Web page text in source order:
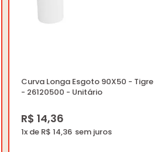
Curva Longa Esgoto 90X50 - Tigre
- 26120500 - Unitário
R$ 14,36
1x de R$ 14,36